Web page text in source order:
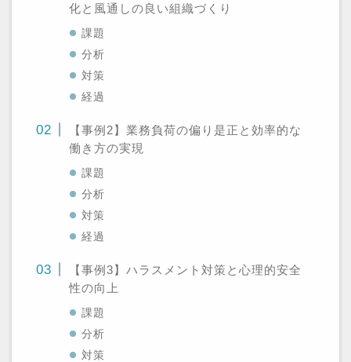
化と風通しの良い組織づくり
課題
分析
対策
経過
【事例2】業務負荷の偏り是正と効率的な
働き方の実現
課題
分析
対策
経過
【事例3】ハラスメント対策と心理的安全
性の向上
課題
分析
対策